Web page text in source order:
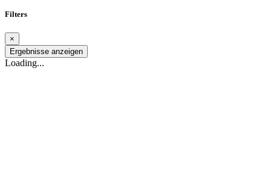
Filters
×
Ergebnisse anzeigen
Loading...